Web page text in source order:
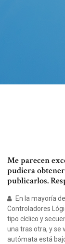
Me parecen
pudiera
publicarlos.
En la mayoría
Controladores
tipo cíclico y
una tras otra, y se
autómata está